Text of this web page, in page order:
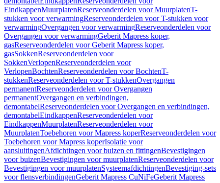
EindkappenMuurplatenReserveonderdelen voor MuurplatenT-
stukken voor verwarmingReserveonderdelen voor T-stukken voor
verwarmingOvergangen voor verwarmingReserveonderdelen voor
Overgangen voor verwarmingGeberit Mapress koper,
gasReserveonderdelen voor Geberit Mapress koper,
gasSokkenReserveonderdelen voor
SokkenVerlopenReserveonderdelen voor
VerlopenBochtenReserveonderdelen voor BochtenT-
stukkenReserveonderdelen voor T-stukkenOvergangen
permanentReserveonderdelen voor Overgangen
permanentOvergangen en verbindingen,
demontabelReserveonderdelen voor Overgangen en verbindingen,
demontabelEindkappenReserveonderdelen voor
EindkappenMuurplatenReserveonderdelen voor
MuurplatenToebehoren voor Mapress koperReserveonderdelen voor
Toebehoren voor Mapress koperIsolatie voor
aansluitingenAfdichtingen voor buizen en fittingenBevestigingen
voor buizenBevestigingen voor muurplatenReserveonderdelen voor
Bevestigingen voor muurplatenSysteemafdichtingenBevestiging-sets
voor flensverbindingenGeberit Mapress CuNiFeGeberit Mapress